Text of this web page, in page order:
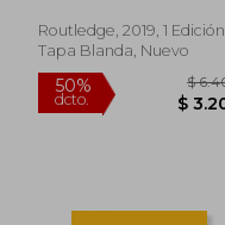
Issues on Water
Policy and
Inglés)
Routledge, 2019, 1 Edición,
Tapa Blanda, Nuevo